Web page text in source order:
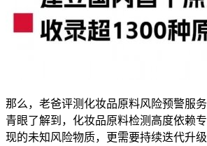
那么，老爸评测化妆品原料风险预警服
青眼了解到，化妆品原料检测高度依赖
现的未知风险物质，更需要持续迭代升